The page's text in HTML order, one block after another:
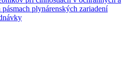
pásmach plynárenských zariadení